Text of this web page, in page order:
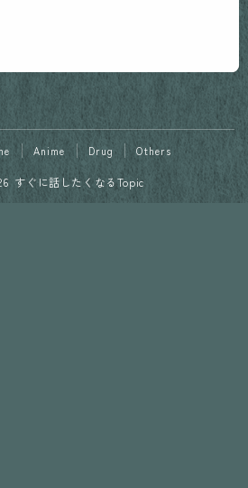
Anime Drug Others
すぐに話したくなるTopic